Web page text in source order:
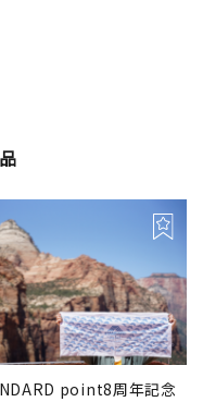
point8周年記念